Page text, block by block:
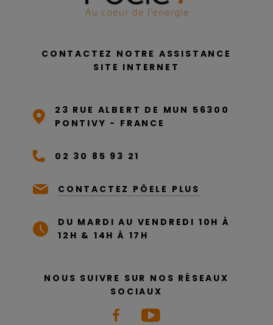
CONTACTEZ NOTRE ASSISTANCE
SITE INTERNET
23 RUE ALBERT DE MUN 56300
PONTIVY - FRANCE
02 30 85 93 21
CONTACTEZ PÔELE PLUS
DU MARDI AU VENDREDI 10H À
12H & 14H À 17H
NOUS SUIVRE SUR NOS RÉSEAUX
SOCIAUX